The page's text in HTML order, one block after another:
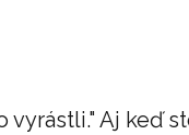
vyrástli." Aj keď